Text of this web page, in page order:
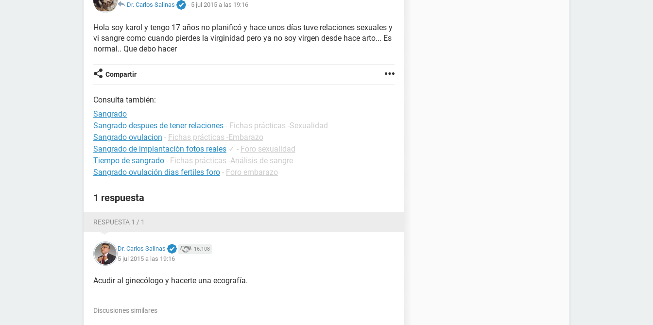
Dr. Carlos Salinas
- 5 jul 2015 a las 19:16
Hola soy karol y tengo 17 años no planificó y hace unos días tuve relaciones sexuales y
vi sangre como cuando pierdes la virginidad pero ya no soy virgen desde hace arto... Es
normal.. Que debo hacer
Compartir
Consulta también:
Sangrado
Sangrado despues de tener relaciones - Fichas prácticas -Sexualidad
Sangrado ovulacion - Fichas prácticas -Embarazo
Sangrado de implantación fotos reales ✓ - Foro sexualidad
Tiempo de sangrado - Fichas prácticas -Análisis de sangre
Sangrado ovulación dias fertiles foro - Foro embarazo
1 respuesta
RESPUESTA 1 / 1
Dr. Carlos Salinas 16.108
5 jul 2015 a las 19:16
Acudir al ginecólogo y hacerte una ecografía.
Discusiones similares